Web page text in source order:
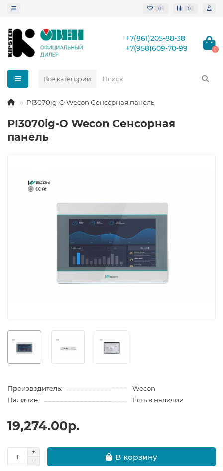
0 0
+7(861)205-88-38
+7(958)609-70-99
0
Все категории
PI3070ig-O Wecon Сенсорная панель
PI3070ig-O Wecon Сенсорная
панель
Производитель:
Wecon
Наличие:
Есть в наличии
19,274.00р.
В корзину